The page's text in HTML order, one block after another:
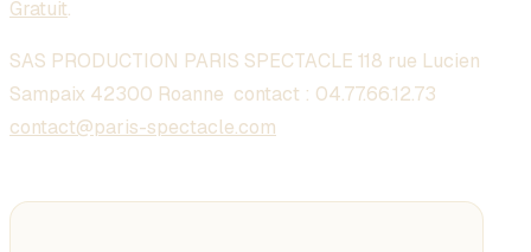
Gratuit.
SAS PRODUCTION PARIS SPECTACLE 118 rue Lucien
Sampaix 42300 Roanne contact : 04.77.66.12.73
contact@paris-spectacle.com